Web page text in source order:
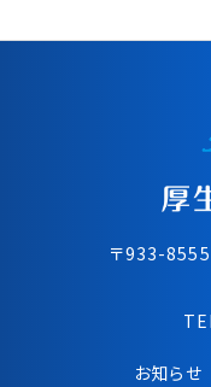
〒933-
お知らせ